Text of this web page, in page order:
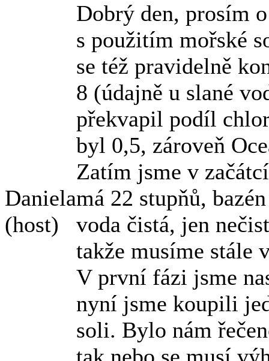
Daniela
(host)
Dobrý den, prosím
s použitím mořské
se též pravidelně
8 (údajně u slané
překvapil podíl
byl 0,5, zároveň
Zatím jsme v
má 22 stupňů,
voda čistá, jen
takže musíme stále
V první fázi jsme
nyní jsme koupili
soli. Bylo nám